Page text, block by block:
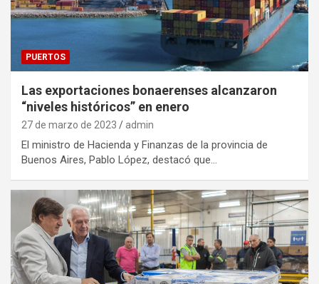
PUERTOS
Las exportaciones bonaerenses alcanzaron
“niveles históricos” en enero
27 de marzo de 2023 admin
El ministro de Hacienda y Finanzas de la provincia de
Buenos Aires, Pablo López, destacó que…